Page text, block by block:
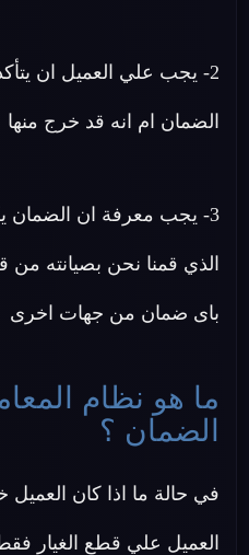
2- يجب علي العميل ان
الضمان ام انه قد خرج منها
3- يجب معرفة ان
الذي قمنا نحن بصيانته من
باى ضمان من جهات اخرى
ما هو نظام
الضمان ؟
في حالة ما اذا كان
العميل علي قطع الغيار